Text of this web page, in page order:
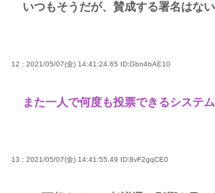
いつもそうだが、賛成する署名はな
12 : 2021/05/07(金) 14:41:24.65 ID:Gbn4bAE10
また一人で何度も投票できるシステム
13 : 2021/05/07(金) 14:41:55.49 ID:8vF2gqCE0